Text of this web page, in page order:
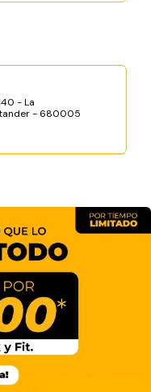
- La
- 680005